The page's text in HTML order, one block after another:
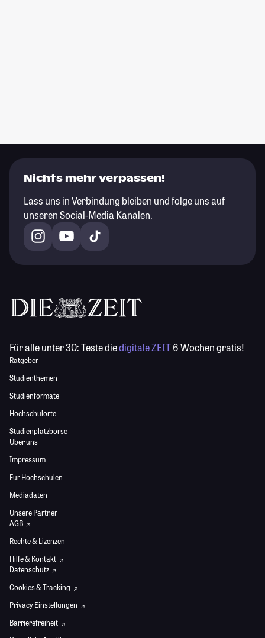
Nichts mehr verpassen!
Lass uns in Verbindung bleiben und folge uns auf
unseren Social-Media Kanälen.
Für alle unter 30:Teste diedigitale ZEIT6 Wochen gratis!
Ratgeber
Studienthemen
Studienformate
Hochschulorte
Studienplatzbörse
Über uns
Impressum
Für Hochschulen
Mediadaten
Unsere Partner
AGB
Rechte & Lizenzen
Hilfe & Kontakt
Datenschutz
Cookies & Tracking
Privacy Einstellungen
Barrierefreiheit